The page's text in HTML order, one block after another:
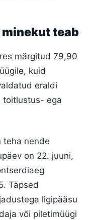
teab
märgitud 79,90
kuid
eraldi
toitlustus- ega
teha nende
on 22. juuni,
Täpsed
ligipääsu
või piletimüügi